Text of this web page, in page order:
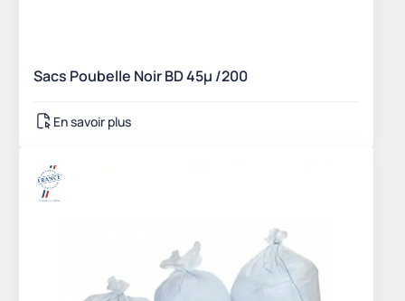
Sacs Poubelle Noir BD 45µ /200
En savoir plus